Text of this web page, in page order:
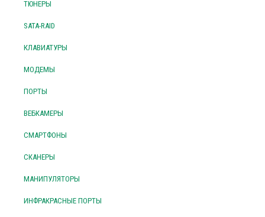
ТЮНЕРЫ
SATA-RAID
КЛАВИАТУРЫ
МОДЕМЫ
ПОРТЫ
ВЕБКАМЕРЫ
СМАРТФОНЫ
СКАНЕРЫ
МАНИПУЛЯТОРЫ
ИНФРАКРАСНЫЕ ПОРТЫ